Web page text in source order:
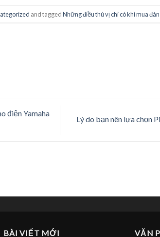
and taggedNhững điều thú vị chỉ có khi mua
điện Yamaha
Lý do bạn nên lựa chọn
BÀI VIẾT MỚI
VĂN